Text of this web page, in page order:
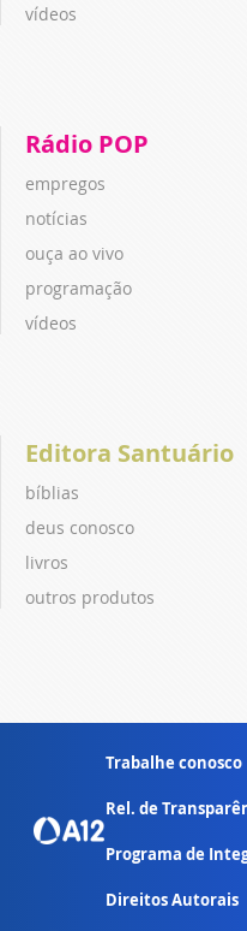
vídeos
Rádio POP
empregos
notícias
ouça ao vivo
programação
vídeos
Editora Santuário
bíblias
deus conosco
livros
outros produtos
Trabalhe conosco
Rel. de
Programa de
Direitos Autorais